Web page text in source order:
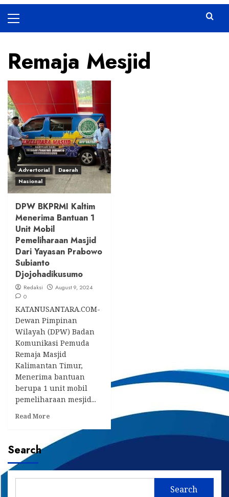
Menu
Remaja Mesjid
Advertorial
Daerah
Nasional
DPW BKPRMI Kaltim
Menerima Bantuan 1
Unit Mobil
Pemeliharaan Masjid
Dari Yayasan Prabowo
Subianto
Djojohadikusumo
Redaksi
August 9, 2024
0
KATANUSANTARA.COM-
Dewan Pimpinan
Wilayah (DPW) Badan
Komunikasi Pemuda
Remaja Masjid
Kalimantan Timur,
Menerima bantuan
berupa 1 unit mobil
pemeliharaan mesjid...
Read MoreRead
about
DPW
Kaltim
Menerima
Search
Search